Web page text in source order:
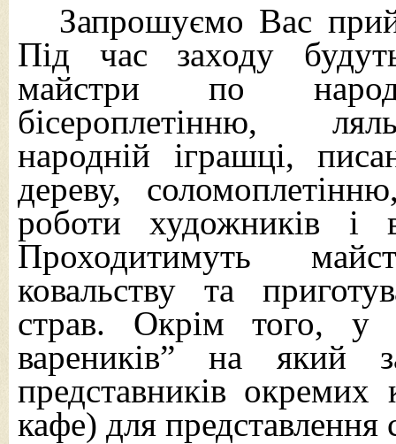
Запрошуємо Вас
Під час заходу
майстри по
бісероплетінню,
народній іграшці,
дереву,
роботи художників і
Проходитимуть
ковальству та
страв. Окрім того, у
вареників” на який
представників окремих
кафе) для представлення